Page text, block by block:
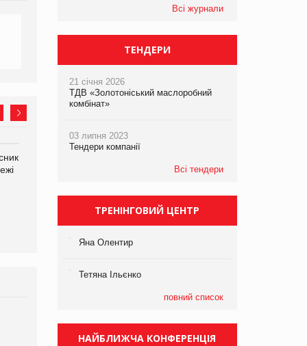
виробництва
компанії «УкраМарин»
Брагина Людмила
Просування компанії на
Всі журнали
ТЕНДЕРИ
21 січня 2026
ТДВ «Золотоніський маслоробний
комбінат»
03 липня 2023
Тендери компанії
Всі тендери
ТРЕНІНГОВИЙ ЦЕНТР
Яна Олентир
Тетяна Ільєнко
повний список
НАЙБЛИЖЧА КОНФЕРЕНЦІЯ